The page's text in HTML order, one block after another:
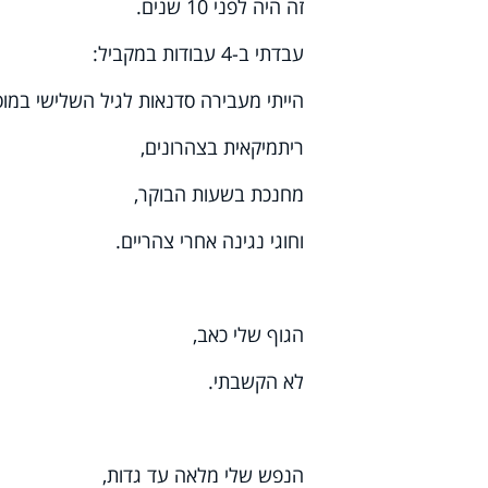
זה היה לפני 10 שנים.
עבדתי ב-4 עבודות במקביל:
הייתי מעבירה סדנאות לגיל השלישי
ריתמיקאית בצהרונים,
מחנכת בשעות הבוקר,
וחוגי נגינה אחרי צהריים.
הגוף שלי כאב,
לא הקשבתי.
הנפש שלי מלאה עד גדות,